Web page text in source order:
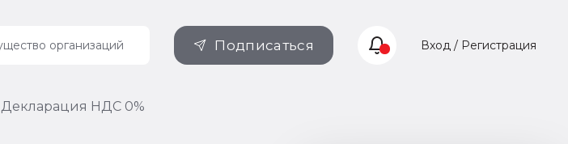
Подписаться Вход / Регистрация
Декларация НДС 0%